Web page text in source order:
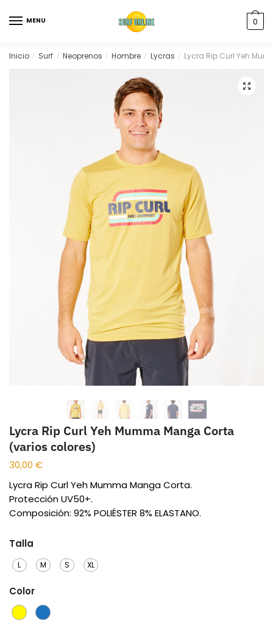
MENU 0
Inicio / Surf / Neoprenos / Hombre / Lycras / Lycra Rip Curl Yeh
🔍
Lycra Rip Curl Yeh Mumma Manga Corta
(varios colores)
30,00 €
Lycra Rip Curl Yeh Mumma Manga Corta.
Protección UV50+.
Composición: 92% POLIÉSTER 8% ELASTANO.
Talla
L M S XL
Color